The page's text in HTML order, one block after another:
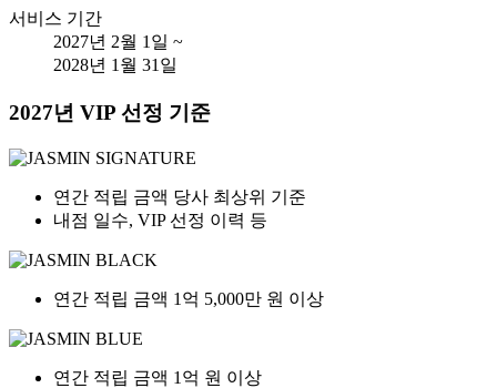
서비스 기간
2027년 2월 1일 ~
2028년 1월 31일
2027년 VIP 선정 기준
연간 적립 금액 당사 최상위 기준
내점 일수, VIP 선정 이력 등
연간 적립 금액 1억 5,000만 원 이상
연간 적립 금액 1억 원 이상